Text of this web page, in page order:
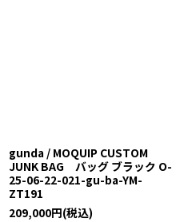
gunda / MOQUIP CUSTOM
JUNK BAG バッグ ブラック O-
25-06-22-021-gu-ba-YM-
ZT191
209,000円(税込)